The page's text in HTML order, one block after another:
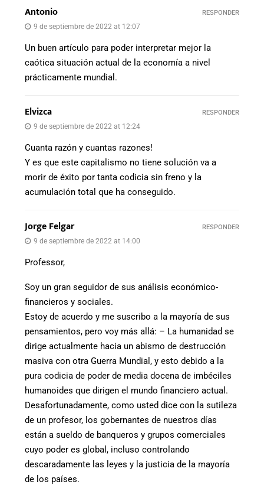
Antonio
9 de septiembre de 2022 at 12:07
Un buen artículo para poder interpretar mejor la
caótica situación actual de la economía a nivel
prácticamente mundial.
RESPONDER
Elvizca
9 de septiembre de 2022 at 12:24
Cuanta razón y cuantas razones!
Y es que este capitalismo no tiene solución va a
morir de éxito por tanta codicia sin freno y la
acumulación total que ha conseguido.
RESPONDER
Jorge Felgar
9 de septiembre de 2022 at 14:00
Professor,
Soy un gran seguidor de sus análisis económico-
financieros y sociales.
Estoy de acuerdo y me suscribo a la mayoría de sus
pensamientos, pero voy más allá: – La humanidad se
dirige actualmente hacia un abismo de destrucción
masiva con otra Guerra Mundial, y esto debido a la
pura codicia de poder de media docena de imbéciles
humanoides que dirigen el mundo financiero actual.
Desafortunadamente, como usted dice con la sutileza
de un profesor, los gobernantes de nuestros días
están a sueldo de banqueros y grupos comerciales
cuyo poder es global, incluso controlando
descaradamente las leyes y la justicia de la mayoría
de los países.
RESPONDER